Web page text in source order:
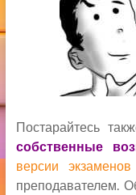
Постарайтесь
собственные
версии экзаменов
преподавателем.